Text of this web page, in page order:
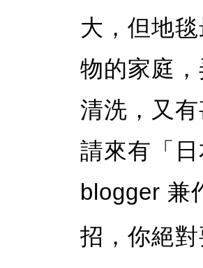
大，但地
物的家庭
清洗，又
請來有「
blogger 兼
招，你絕對